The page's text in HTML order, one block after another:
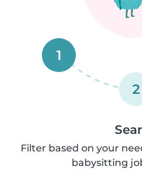
1
2
Filter based on your
babysitting